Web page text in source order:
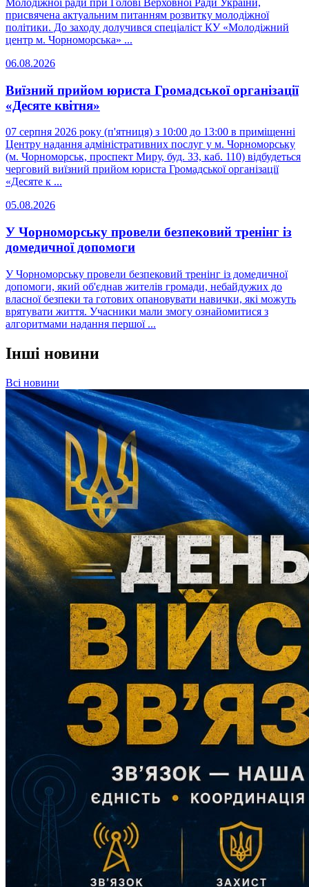
присвячена актуальним питанням розвитку молодіжної
політики. До заходу долучився спеціаліст КУ «Молодіжний
центр м. Чорноморська» ...
06.08.2026
Виїзний прийом юриста Громадської організації
«Десяте квітня»
07 серпня 2026 року (п'ятниця) з 10:00 до 13:00 в приміщенні
Центру надання адміністративних послуг у м. Чорноморську
(м. Чорноморськ, проспект Миру, буд. 33, каб. 110) відбудеться
черговий виїзний прийом юриста Громадської організації
«Десяте к ...
05.08.2026
У Чорноморську провели безпековий тренінг із
домедичної допомоги
У Чорноморську провели безпековий тренінг із домедичної
допомоги, який об'єднав жителів громади, небайдужих до
власної безпеки та готових опановувати навички, які можуть
врятувати життя. Учасники мали змогу ознайомитися з
алгоритмами надання першої ...
Інші новини
Всі новини